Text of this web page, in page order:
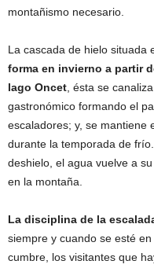
montañismo necesario.
La cascada de hielo situada
forma en invierno a partir
lago Oncet , ésta se
gastronómico formando el
escaladores; y, se mantiene
durante la temporada de
deshielo, el agua vuelve a
en la montaña.
La disciplina de la
siempre y cuando se esté
cumbre, los visitantes que